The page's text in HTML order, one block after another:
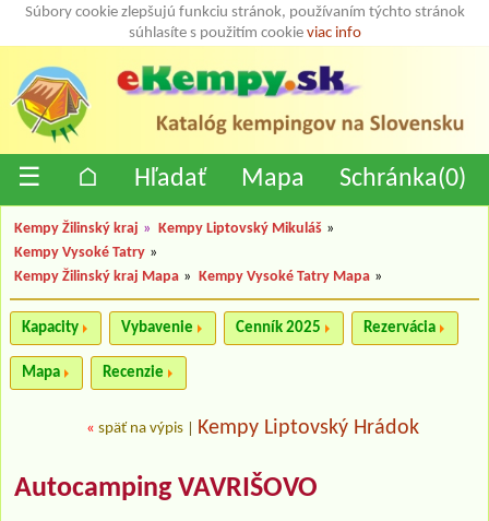
Súbory cookie zlepšujú funkciu stránok, používaním týchto stránok
súhlasíte s použitím cookie viac info
☰ ⌂ Hľadať Mapa Schránka(0)
Kempy Žilinský kraj » Kempy Liptovský Mikuláš »
Kempy Vysoké Tatry »
Kempy Žilinský kraj Mapa » Kempy Vysoké Tatry Mapa »
Kapacity Vybavenie Cenník 2025 Rezervácia
Mapa Recenzie
« späť na výpis Kempy Liptovský Hrádok
Autocamping VAVRIŠOVO